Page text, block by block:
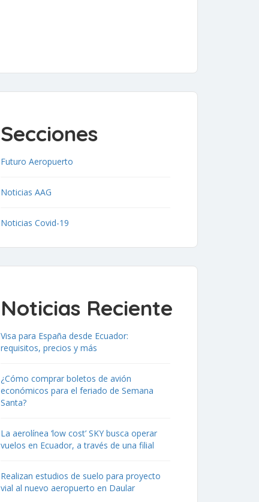
Secciones
Futuro Aeropuerto
Noticias AAG
Noticias Covid-19
Noticias Reciente
Visa para España desde Ecuador:
requisitos, precios y más
¿Cómo comprar boletos de avión
económicos para el feriado de Semana
Santa?
La aerolínea ‘low cost’ SKY busca operar
vuelos en Ecuador, a través de una filial
Realizan estudios de suelo para proyecto
vial al nuevo aeropuerto en Daular